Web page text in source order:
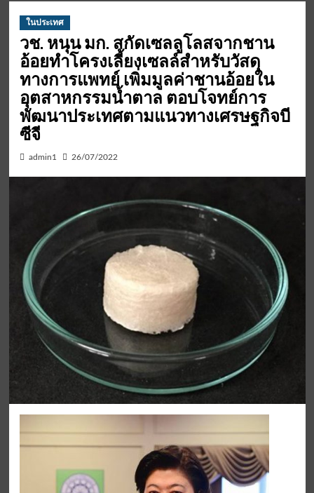
ในประเทศ
วช. หนุน มก. สกัดเซลลูโลสจากชาน
อ้อยทำโครงเลี้ยงเซลล์สำหรับวัสดุ
ทางการแพทย์ เพิ่มมูลค่าชานอ้อยใน
อุตสาหกรรมน้ำตาล ตอบโจทย์การ
พัฒนาประเทศตามแนวทางเศรษฐกิจบี
ซีจี
admin1 26/07/2022